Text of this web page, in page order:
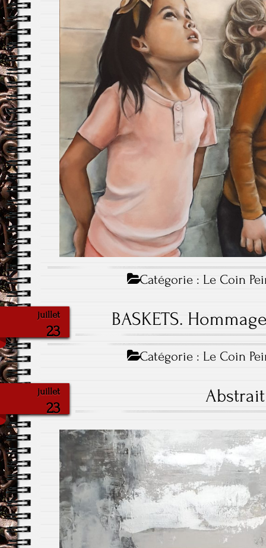
Catégorie : Le Coin
juillet
23
BASKETS.
Catégorie : Le Coin
juillet
23
Abstrait